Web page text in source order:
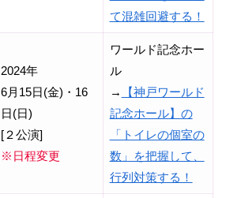
て混雑回避する！
2024年
6月15日(金)・16
日(日)
[２公演]
※日程変更
ワールド記念ホー
ル
→
【神戸ワールド
記念ホール】の
「トイレの個室の
数」を把握して、
行列対策する！